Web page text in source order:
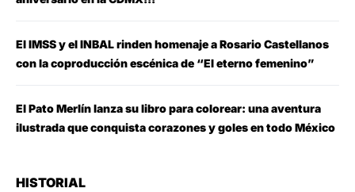
El IMSS y el INBAL rinden homenaje a Rosario Castellanos
con la coproducción escénica de “El eterno femenino”
El Pato Merlín lanza su libro para colorear: una aventura
ilustrada que conquista corazones y goles en todo México
HISTORIAL